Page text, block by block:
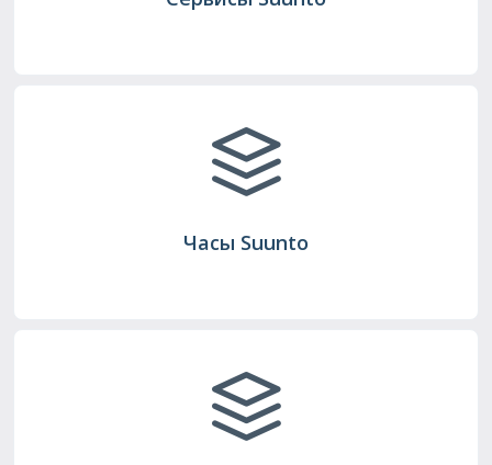
Часы Suunto